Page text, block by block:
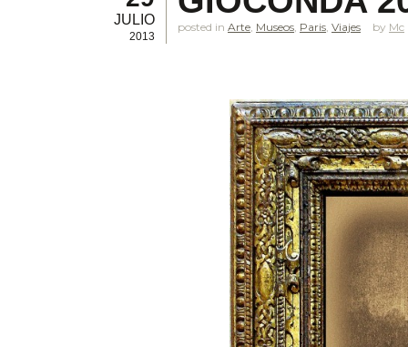
JULIO
2013
posted in Arte Museos Paris Viajes Mc